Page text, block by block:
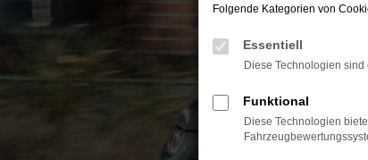
Folgende Kategorien von
Essentiell
Diese Technologien
Funktional
Diese Technologien